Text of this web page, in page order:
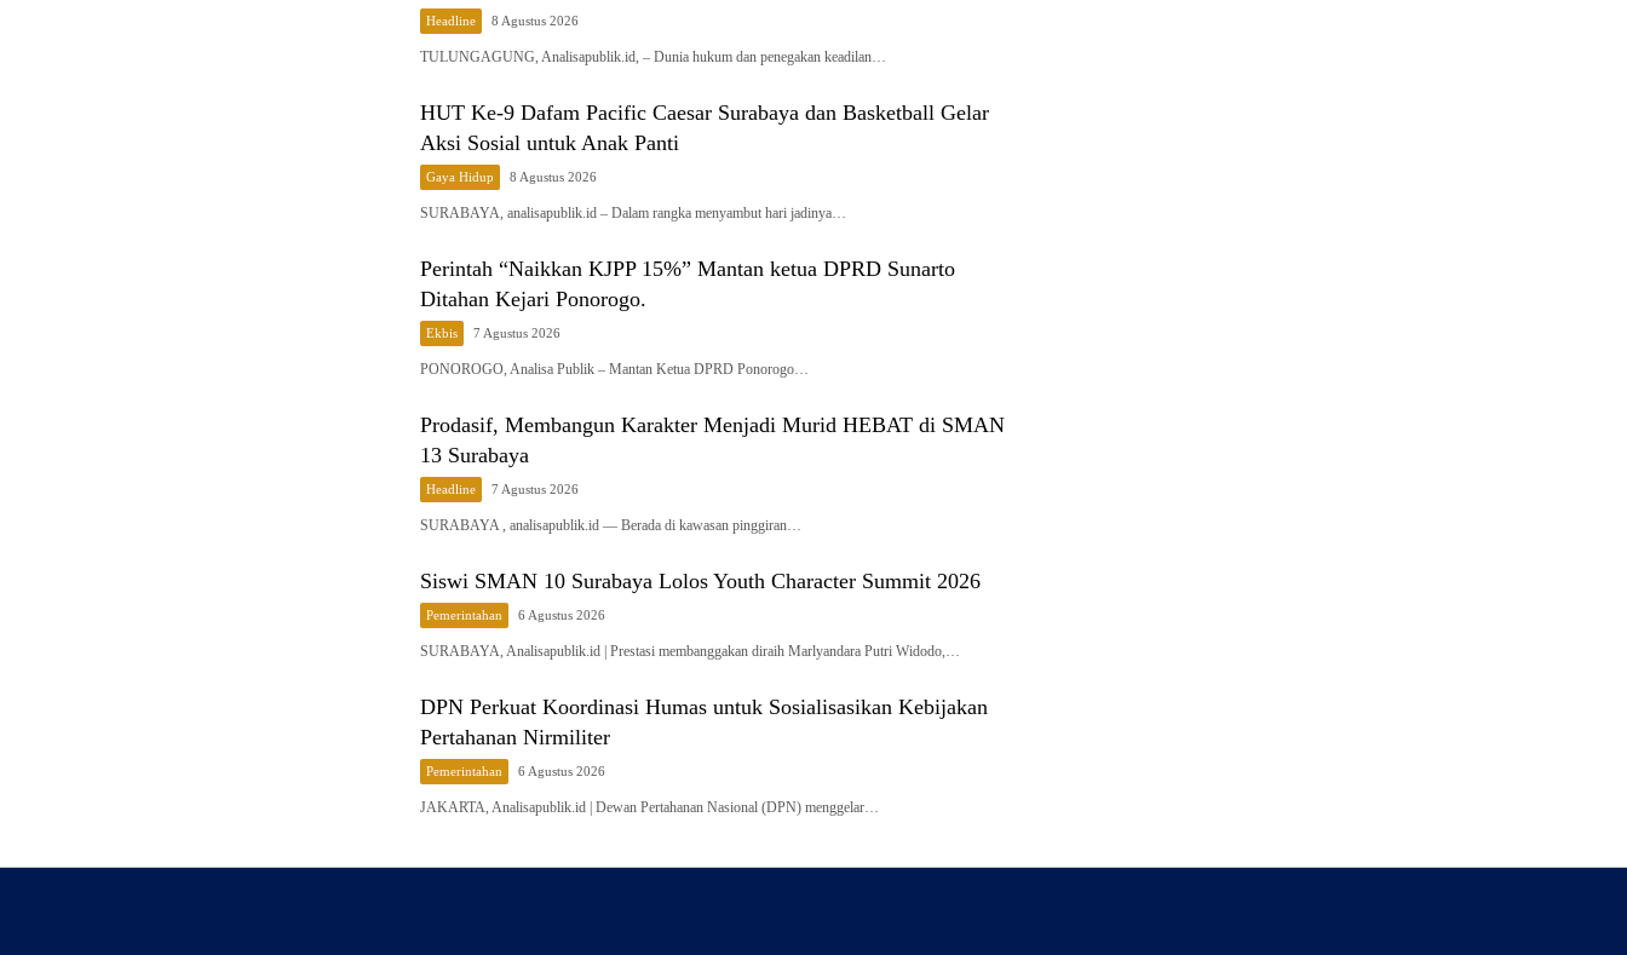
Headline 8 Agustus 2026
​TULUNGAGUNG, Analisapublik.id, – Dunia hukum dan penegakan keadilan…
HUT Ke-9 Dafam Pacific Caesar Surabaya dan Basketball Gelar
Aksi Sosial untuk Anak Panti
Gaya Hidup 8 Agustus 2026
SURABAYA, analisapublik.id – Dalam rangka menyambut hari jadinya…
Perintah “Naikkan KJPP 15%” Mantan ketua DPRD Sunarto
Ditahan Kejari Ponorogo.
Ekbis 7 Agustus 2026
PONOROGO, Analisa Publik – Mantan Ketua DPRD Ponorogo…
Prodasif, Membangun Karakter Menjadi Murid HEBAT di SMAN
13 Surabaya
Headline 7 Agustus 2026
SURABAYA , analisapublik.id — Berada di kawasan pinggiran…
Siswi SMAN 10 Surabaya Lolos Youth Character Summit 2026
Pemerintahan 6 Agustus 2026
SURABAYA, Analisapublik.id | Prestasi membanggakan diraih Marlyandara Putri Widodo,…
DPN Perkuat Koordinasi Humas untuk Sosialisasikan Kebijakan
Pertahanan Nirmiliter
Pemerintahan 6 Agustus 2026
JAKARTA, Analisapublik.id | Dewan Pertahanan Nasional (DPN) menggelar…